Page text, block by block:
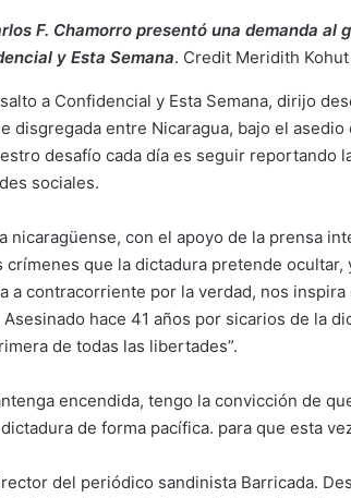
F. Chamorro presentó una demanda
y Esta Semana. Credit Meridith
a Confidencial y Esta Semana, dirijo
disgregada entre Nicaragua, bajo el
desafío cada día es seguir reportando
sociales.
nicaragüense, con el apoyo de la prensa
que la dictadura pretende ocultar,
a contracorriente por la verdad, nos
hace 41 años por sicarios de la
de todas las libertades”.
encendida, tengo la convicción de
de forma pacífica. para que esta
del periódico sandinista Barricada.